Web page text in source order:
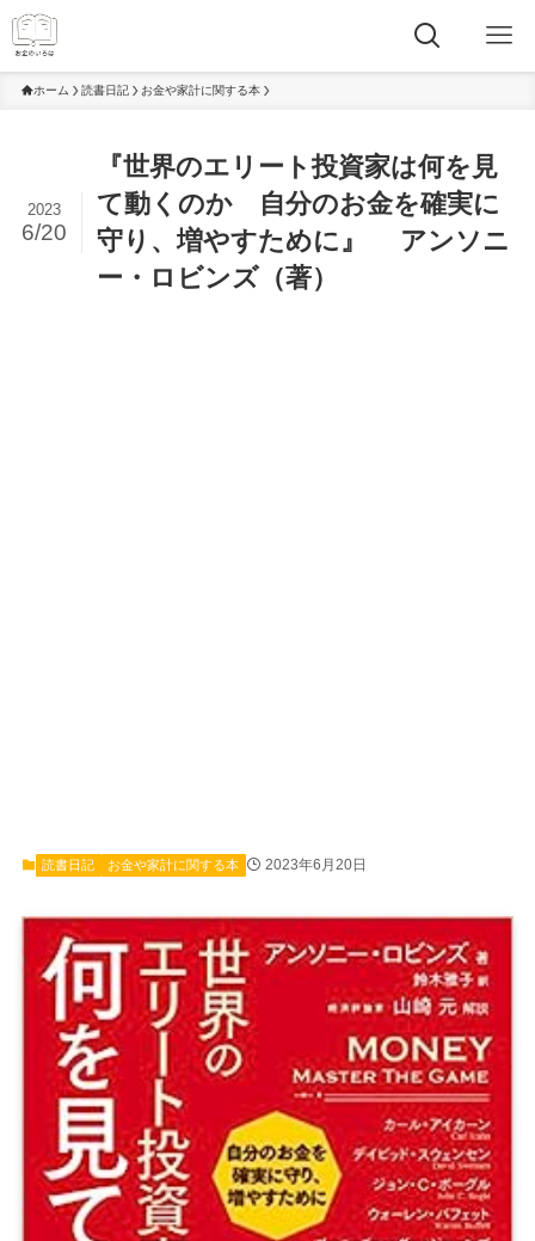
ホーム 読書日記 お金や家計に関する本
『世界のエリート投資家は何を見
て動くのか 自分のお金を確実に
守り、増やすために』 アンソニ
ー・ロビンズ（著）
2023
6/20
読書日記 お金や家計に関する本 2023年6月20日